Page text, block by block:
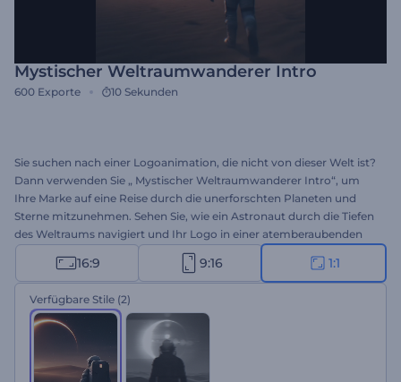
Mystischer Weltraumwanderer Intro
600 Exporte 10 Sekunden
Sie suchen nach einer Logoanimation, die nicht von dieser Welt ist?
Dann verwenden Sie „ Mystischer Weltraumwanderer Intro“, um
Ihre Marke auf eine Reise durch die unerforschten Planeten und
Sterne mitzunehmen. Sehen Sie, wie ein Astronaut durch die Tiefen
des Weltraums navigiert und Ihr Logo in einer atemberaubenden
kosmischen Szene erscheint. Wählen Sie Ihre bevorzugte Version
und personalisieren Sie sie mit Ihrem Logo, Ihrem Slogan und Ihrer
Hintergrundmusik. Perfekt für Dokumentarfilm-Intros, Projekte
mit Weltraumthemen, innovative Marken, mysteriöse Trailer und
vieles mehr. Jetzt erstellen!
16:9 9:16 1:1
Verfügbare Stile (2)